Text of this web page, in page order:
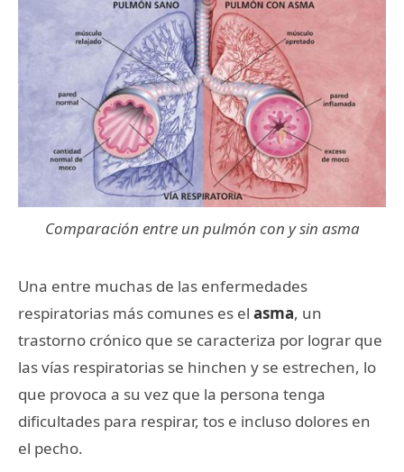
Comparación entre un pulmón con y sin asma
Una entre muchas de las enfermedades
respiratorias más comunes es el asma, un
trastorno crónico que se caracteriza por lograr que
las vías respiratorias se hinchen y se estrechen, lo
que provoca a su vez que la persona tenga
dificultades para respirar, tos e incluso dolores en
el pecho.